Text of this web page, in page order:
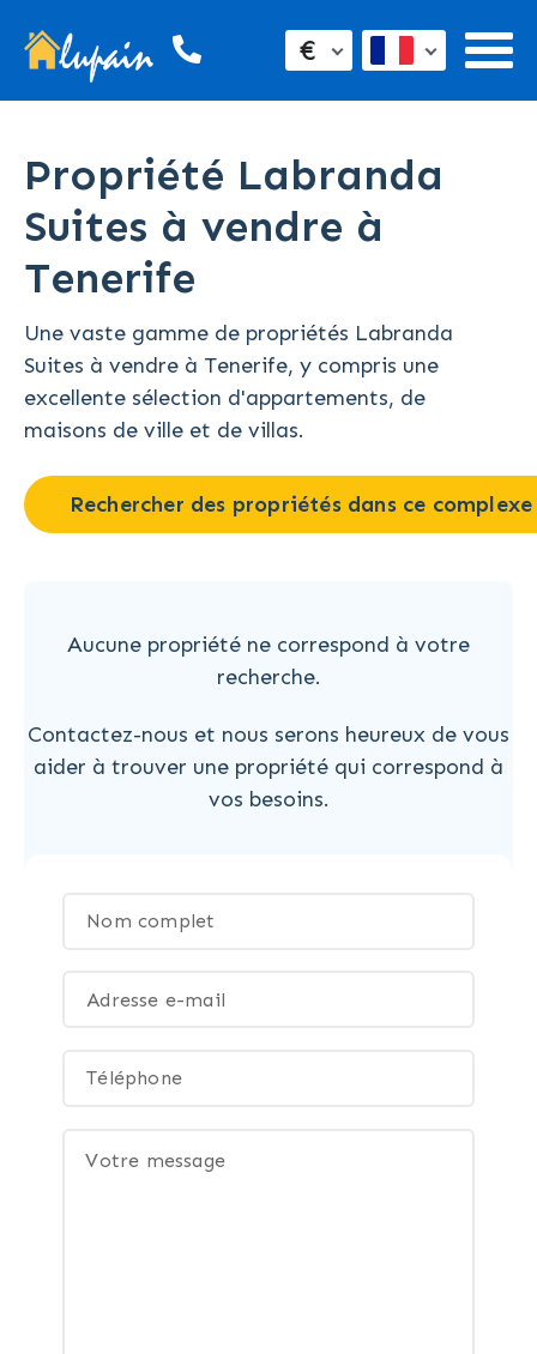
€
Propriété Labranda
Suites à vendre à
Tenerife
Une vaste gamme de propriétés Labranda
Suites à vendre à Tenerife, y compris une
excellente sélection d'appartements, de
maisons de ville et de villas.
Rechercher des propriétés dans ce complexe
Aucune propriété ne correspond à votre
recherche.
Contactez-nous et nous serons heureux de vous
aider à trouver une propriété qui correspond à
vos besoins.